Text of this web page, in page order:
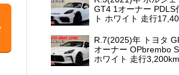
GT4 1オーナー PDLS
ト ホワイト 走行
R.7(2025)年 トヨタ
オーナー OPbrembo
ホワイト 走行3,200km